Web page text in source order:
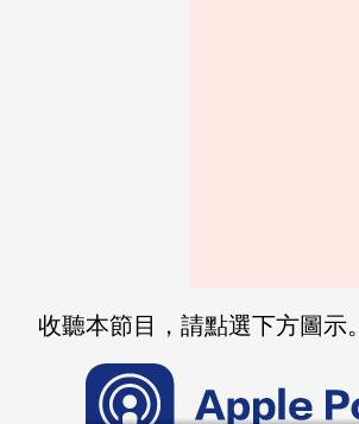
收聽本節目，請點選下方圖示。